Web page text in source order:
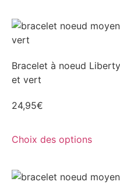
Bracelet à noeud
et vert
24,95€
Choix des options